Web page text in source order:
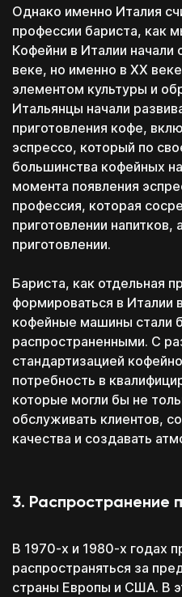
Однако именно Италия
профессии бариста, как
Кофейни в Италии начали
веке, но именно в XX
элементом культуры и
Итальянцы начали
приготовления кофе,
эспрессо, который по
большинства кофейных
момента появления
профессия, которая
приготовлении напитков,
приготовлении.
Бариста, как отдельная
формироваться в Италии
кофейные машины стали
распространенными. С
стандартизацией
потребность в
которые могли бы не
обслуживать клиентов,
качества и создавать
3. Распространение
В 1970-х и 1980-х годах
распространяться за
страны Европы и США. В